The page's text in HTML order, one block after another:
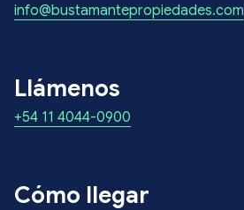
info@bustamantepropiedades.com
Llámenos
+54 11 4044-0900
Cómo llegar